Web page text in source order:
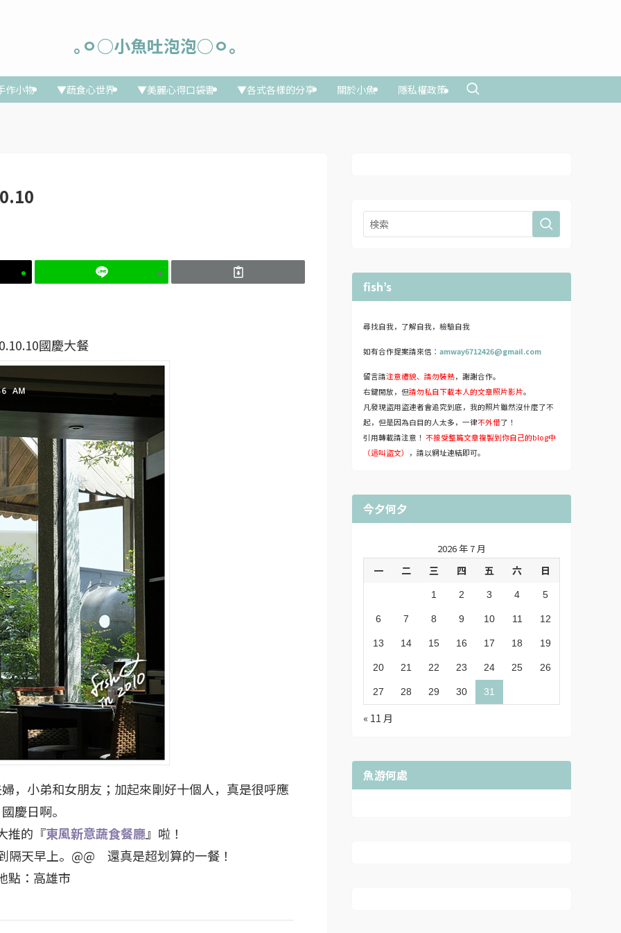
｡ㅇ○小魚吐泡泡○ㅇ｡
小物 ▼蔬食心世界 ▼美麗心得口袋書 ▼各式各樣的分享 關於小魚 隱私權政策
國慶大餐
，小弟和女朋友；加起來剛好十個人，真是很呼應
國慶日啊。
推的『東風新意蔬食餐廳』啦！
隔天早上。@@ 還真是超划算的一餐！
點：高雄市
fish’s
尋找自我，了解自我，檢驗自我
如有合作提案請來信： amway6712426@gmail.com
留言請注意禮貌、請勿裝熟，謝謝合作。
右鍵開放，但請勿私自下載本人的文章照片影片。
凡發現盜用盜連者會追究到底，我的照片雖然沒什麼了不
起，但是因為白目的人太多，一律不外借了！
引用轉載請注意！ 不接受整篇文章複製到你自己的blog中
（這叫盜文）
，請以網址連結即可。
今夕何夕
2026 年 7 月
一 二 三 四 五 六 日
1 2 3 4 5
6 7 8 9 10 11 12
13 14 15 16 17 18 19
20 21 22 23 24 25 26
27 28 29 30 31
« 11 月
魚游何處